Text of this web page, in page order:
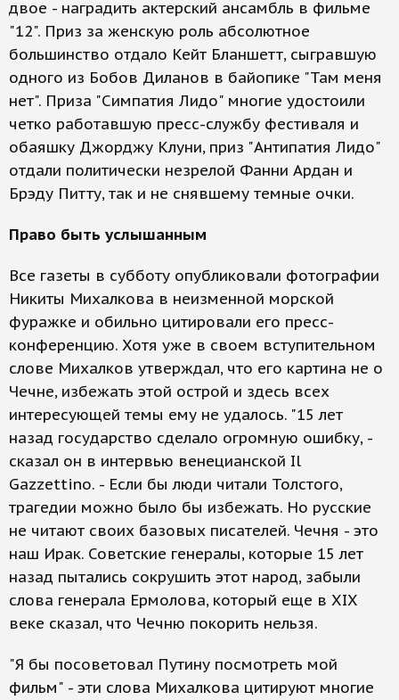
двое - наградить актерский ансамбль в фильме
"12". Приз за женскую роль абсолютное
большинство отдало Кейт Бланшетт, сыгравшую
одного из Бобов Диланов в байопике "Там меня
нет". Приза "Симпатия Лидо" многие удостоили
четко работавшую пресс-службу фестиваля и
обаяшку Джорджу Клуни, приз "Антипатия Лидо"
отдали политически незрелой Фанни Ардан и
Брэду Питту, так и не снявшему темные очки.
Право быть услышанным
Все газеты в субботу опубликовали фотографии
Никиты Михалкова в неизменной морской
фуражке и обильно цитировали его пресс-
конференцию. Хотя уже в своем вступительном
слове Михалков утверждал, что его картина не о
Чечне, избежать этой острой и здесь всех
интересующей темы ему не удалось. "15 лет
назад государство сделало огромную ошибку, -
сказал он в интервью венецианской Il
Gazzettino. - Если бы люди читали Толстого,
трагедии можно было бы избежать. Но русские
не читают своих базовых писателей. Чечня - это
наш Ирак. Советские генералы, которые 15 лет
назад пытались сокрушить этот народ, забыли
слова генерала Ермолова, который еще в XIX
веке сказал, что Чечню покорить нельзя.
"Я бы посоветовал Путину посмотреть мой
фильм" - эти слова Михалкова цитируют многие